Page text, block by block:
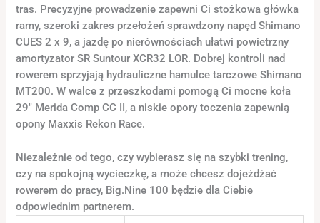
tras. Precyzyjne prowadzenie zapewni Ci stożkowa główka
ramy, szeroki zakres przełożeń sprawdzony napęd Shimano
CUES 2 x 9, a jazdę po nierównościach ułatwi powietrzny
amortyzator SR Suntour XCR32 LOR. Dobrej kontroli nad
rowerem sprzyjają hydrauliczne hamulce tarczowe Shimano
MT200. W walce z przeszkodami pomogą Ci mocne koła
29″ Merida Comp CC II, a niskie opory toczenia zapewnią
opony Maxxis Rekon Race.
Niezależnie od tego, czy wybierasz się na szybki trening,
czy na spokojną wycieczkę, a może chcesz dojeżdżać
rowerem do pracy, Big.Nine 100 będzie dla Ciebie
odpowiednim partnerem.